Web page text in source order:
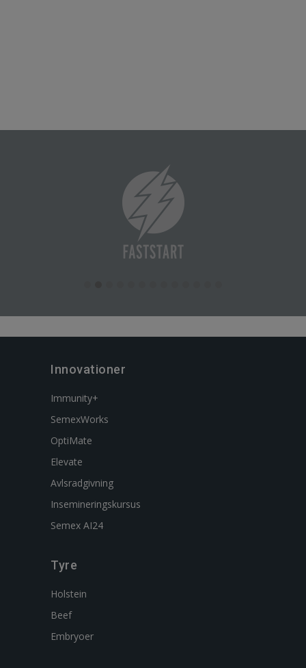
Innovationer
Immunity+
SemexWorks
OptiMate
Elevate
Avlsradgivning
Insemineringskursus
Semex AI24
Tyre
Holstein
Beef
Embryoer